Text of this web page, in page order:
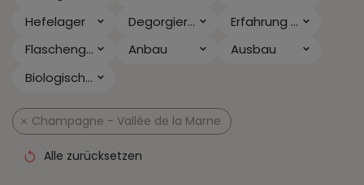
Hefelager
Degorgiert seit
Erfahrung & Anlass
Flaschengröße
Anbau
Ausbau
Biologischer Säureabbau
Alle zurücksetzen
Champagne - Vallée de la Marne